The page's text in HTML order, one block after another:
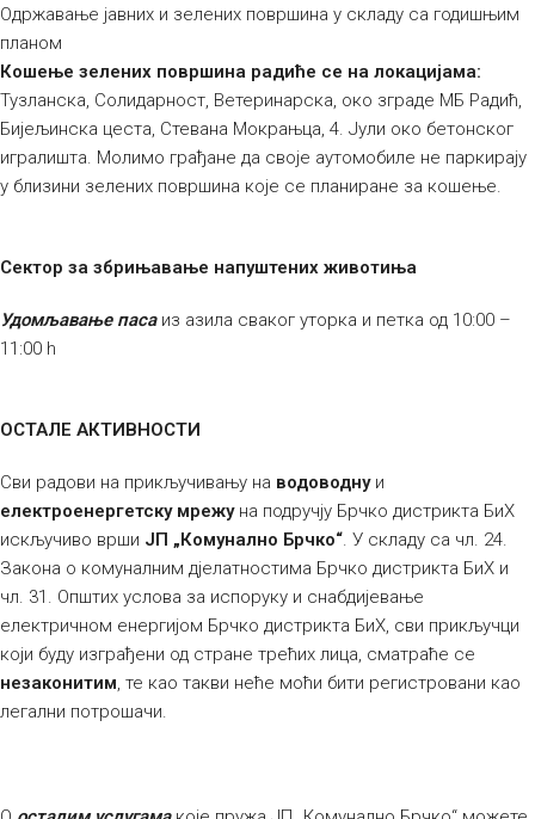
Одржавање јавних и зелених површина у складу са годишњим
планом
Кошење зелених површина радиће се на локацијама:
Тузланска, Солидарност, Ветеринарска, око зграде МБ Радић,
Бијељинска цеста, Стевана Мокрањца, 4. Јули око бетонског
игралишта. Молимо грађане да своје аутомобиле не паркирају
у близини зелених површина које се планиране за кошење.
Сектор за збрињавање напуштених животиња
Удомљавање пасаиз азила сваког уторка и петка од 10:00 –
11:00 h
ОСТАЛЕ АКТИВНОСТИ
Сви радови на прикључивању на водоводнуи
електроенергетску мрежуна подручју Брчко дистрикта БиХ
искључиво врши ЈП „Комунално Брчко“. У складу са чл. 24.
Закона о комуналним дјелатностима Брчко дистрикта БиХ и
чл. 31. Општих услова за испоруку и снабдијевање
електричном енергијом Брчко дистрикта БиХ, сви прикључци
који буду изграђени од стране трећих лица, сматраће се
незаконитим, те као такви неће моћи бити регистровани као
легални потрошачи.